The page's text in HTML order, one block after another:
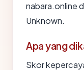
nabara.online
Unknown.
Apa yang
Skor